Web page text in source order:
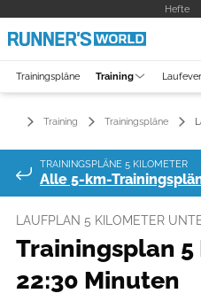
Hefte
Trainingspläne Training
Training Trainingspläne
TRAININGSPLÄNE 5 KILOMETER
Alle 5-km-
LAUFPLAN 5 KILOMETER
Trainingsplan
22:30 Minuten